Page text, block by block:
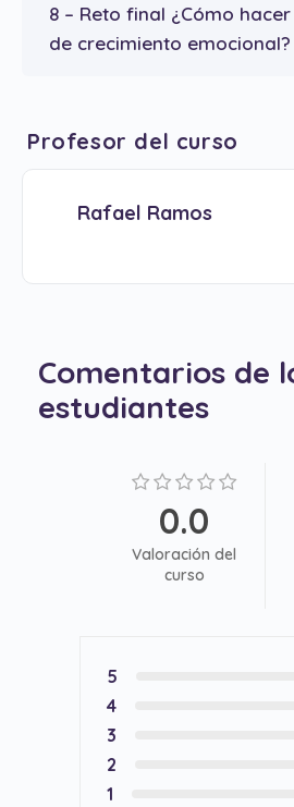
8 – Reto final ¿Cómo
de crecimiento emocional?
Profesor del curso
Rafael Ramos
Comentarios de
estudiantes
0.0
Valoración del
curso
5
4
3
2
1